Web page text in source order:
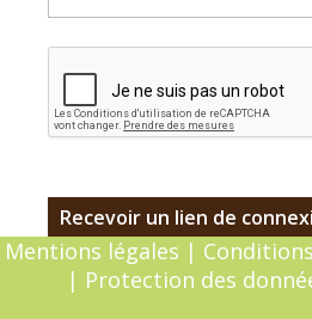
Mentions légales |
| Protection des